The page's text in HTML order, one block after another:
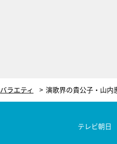
バラエティ
テレビ朝日